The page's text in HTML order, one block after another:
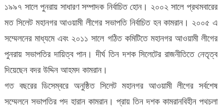
১৯৯৭ সালে পুনরায় সাধারণ সম্পাদক নির্বাচিত হোন। ২০০২ সালে প্রথমবারের
মত সিলেট মহানগর আওয়ামী লীগের সভাপতি নির্বাচিত হন কামরান। ২০০৫ এ
সম্মেলনের মাধ্যমে এবং ২০১১ সালে গঠিত কমিটিতে মহানগর আওয়ামী লীগের
পুনরায় সভাপতির দায়িত্ব পান। দীর্ঘ তিন দশক সিলেটের রাজনীতিতে নেতৃত্ব
দিয়েছেন বদর উদ্দিন আহমদ কামরান।
গত বছরের ডিসেম্বরে অনুষ্ঠিত সিলেট মহানগর আওয়ামী লীগের সর্বশেষ
সম্মেলনে সভাপতির পদ হারান কামরান। প্রায় তিন দশক কামরানবিহীন পথচলা